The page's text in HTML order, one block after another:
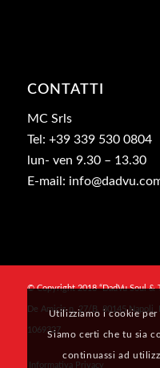
CONTATTI
MC Srls
Tel: +39 339 530 0804
lun- ven 9.30 – 13.30
E-mail:
© Copyright 2018 “DadVu Soul &
De Amicis n. 27/B, 80145 Napoli,
1069327
Informativa Privacy
Utilizziamo i cookie per
Siamo certi che tu sia
continuassi ad